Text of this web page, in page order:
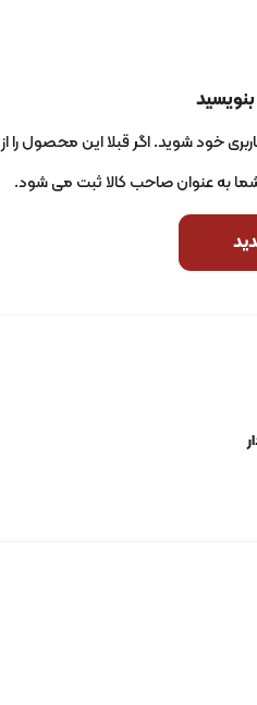
خود شوید. اگر قبلا این محصول را از
شما به عنوان صاحب کالا ثبت می شود.